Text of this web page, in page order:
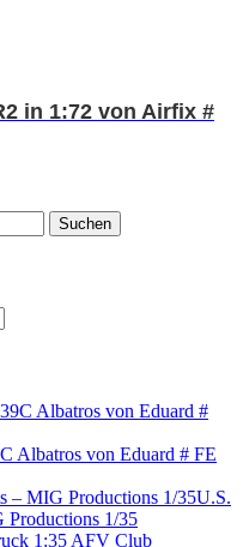
in 1:72 von Airfix #
Suchen
Albatros von Eduard # FE
U.S.
Productions 1/35